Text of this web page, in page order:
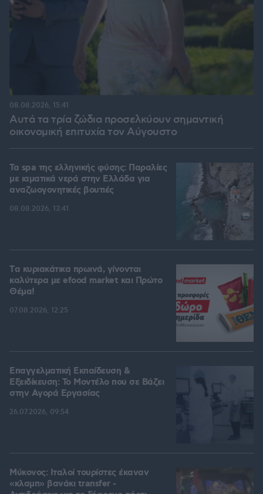
Αυτά τα τρία ζώδια προσελκύουν σημαντική
οικονομική επιτυχία τον Αύγουστο
08.08.2026, 15:41
Τα spa της ελληνικής φύσης: Παραλίες
με ιαματικά νερά στην Ελλάδα για
αναζωογονητικές βουτιές
08.08.2026, 13:41
Tα κυριακάτικα πρωινά, γίνονται
καλύτερα με efood market και Πρώτο
Θέμα!
07.08.2026, 12:25
Επαγγελματική Εκπαίδευση &
Εξειδίκευση: Το Mοντέλο που σε Bάζει
στην Aγορά Eργασίας
26.07.2026, 09:54
Μύκονος: Ιταλοί τουρίστες έκαναν
«κλαμπ» βανάκι transfer -